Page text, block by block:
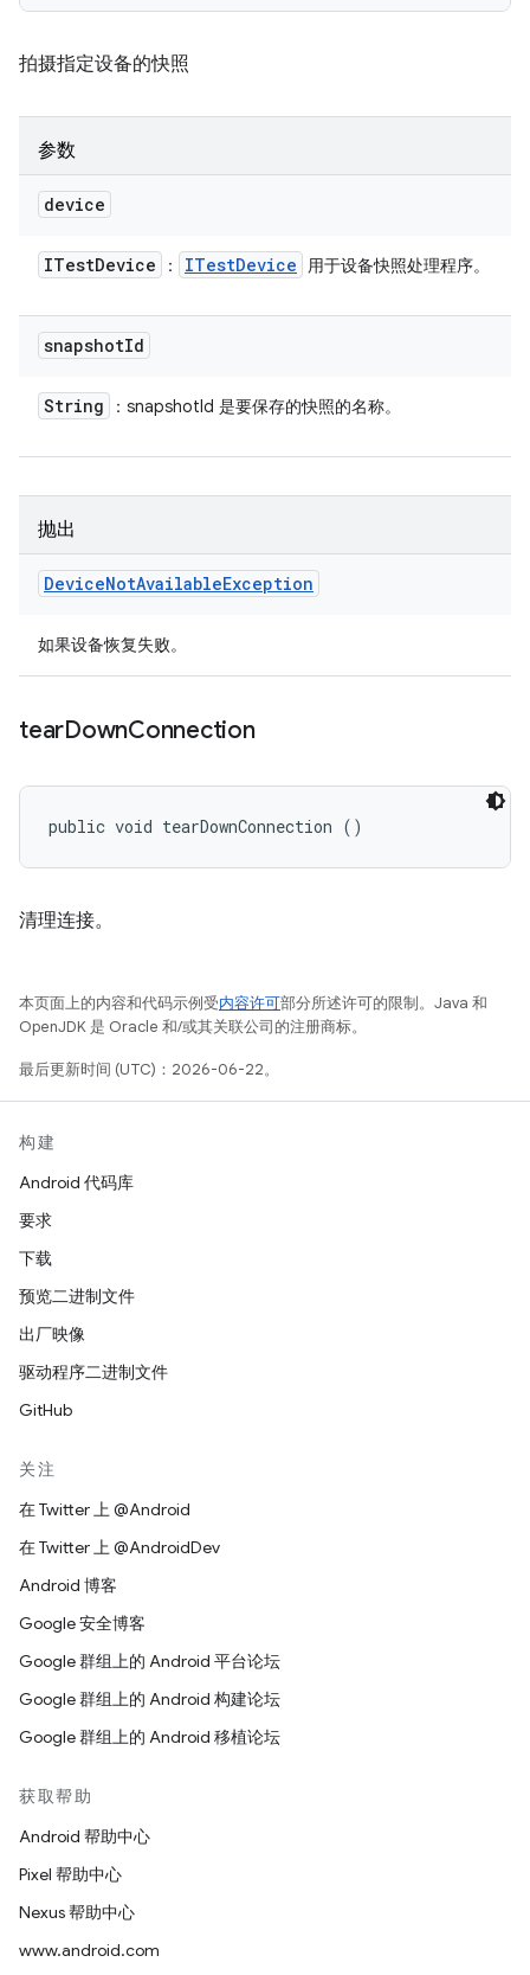
拍摄指定设备的快照
参数
device
ITestDevice ： ITestDevice 用于设备快照处理程序。
snapshotId
String ：snapshotId 是要保存的快照的名称。
抛出
DeviceNotAvailableException
如果设备恢复失败。
tearDownConnection
public void tearDownConnection ()
清理连接。
本页面上的内容和代码示例受内容许可部分所述许可的限制。Java 和
OpenJDK 是 Oracle 和/或其关联公司的注册商标。
最后更新时间 (UTC)：2026-06-22。
构建
Android 代码库
要求
下载
预览二进制文件
出厂映像
驱动程序二进制文件
GitHub
关注
在 Twitter 上 @Android
在 Twitter 上 @AndroidDev
Android 博客
Google 安全博客
Google 群组上的 Android 平台论坛
Google 群组上的 Android 构建论坛
Google 群组上的 Android 移植论坛
获取帮助
Android 帮助中心
Pixel 帮助中心
Nexus 帮助中心
www.android.com